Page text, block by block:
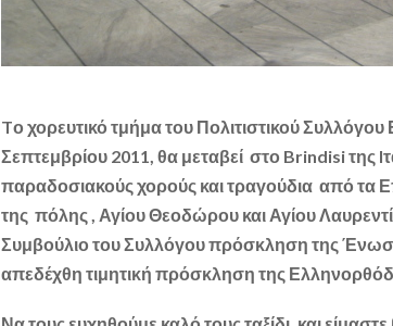
Tο χορευτικό τμήμα του Πολιτιστικού
Σεπτεμβρίου 2011, θα μεταβεί στο Brindisi της
παραδοσιακούς χορούς και τραγούδια από τα
της πόλης , Αγίου Θεοδώρου και Αγίου
Συμβούλιο του Συλλόγου πρόσκληση της
απεδέχθη τιμητική πρόσκληση της